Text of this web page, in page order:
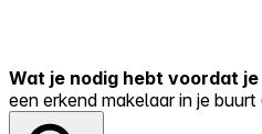
Wat je nodig hebt voordat
een erkend makelaar in je buurt